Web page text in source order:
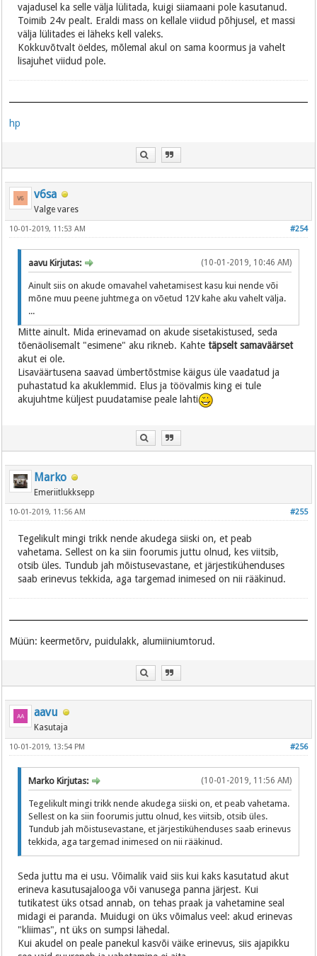
vajadusel ka selle välja lülitada, kuigi siiamaani pole kasutanud.
Toimib 24v pealt. Eraldi mass on kellale viidud põhjusel, et massi
välja lülitades ei läheks kell valeks.
Kokkuvõtvalt öeldes, mõlemal akul on sama koormus ja vahelt
lisajuhet viidud pole.
hp
v6sa
Valge vares
#254
10-01-2019, 11:53 AM
(10-01-2019, 10:46 AM)
aavu Kirjutas:
Ainult siis on akude omavahel vahetamisest kasu kui nende või
mõne muu peene juhtmega on võetud 12V kahe aku vahelt välja.
...
Mitte ainult. Mida erinevamad on akude sisetakistused, seda
tõenäolisemalt "esimene" aku rikneb. Kahtetäpselt samaväärset
akut ei ole.
Lisaväärtusena saavad ümbertõstmise käigus üle vaadatud ja
puhastatud ka akuklemmid. Elus ja töövalmis king ei tule
akujuhtme küljest puudatamise peale lahti
Marko
Emeriitlukksepp
#255
10-01-2019, 11:56 AM
Tegelikult mingi trikk nende akudega siiski on, et peab
vahetama. Sellest on ka siin foorumis juttu olnud, kes viitsib,
otsib üles. Tundub jah mõistusevastane, et järjestikühenduses
saab erinevus tekkida, aga targemad inimesed on nii rääkinud.
Müün: keermetõrv, puidulakk, alumiiniumtorud.
aavu
Kasutaja
#256
10-01-2019, 13:54 PM
(10-01-2019, 11:56 AM)
Marko Kirjutas:
Tegelikult mingi trikk nende akudega siiski on, et peab vahetama.
Sellest on ka siin foorumis juttu olnud, kes viitsib, otsib üles.
Tundub jah mõistusevastane, et järjestikühenduses saab erinevus
tekkida, aga targemad inimesed on nii rääkinud.
Seda juttu ma ei usu. Võimalik vaid siis kui kaks kasutatud akut
erineva kasutusajalooga või vanusega panna järjest. Kui
tutikatest üks otsad annab, on tehas praak ja vahetamine seal
midagi ei paranda. Muidugi on üks võimalus veel: akud erinevas
"kliimas", nt üks on sumpsi lähedal.
Kui akudel on peale panekul kasvõi väike erinevus, siis ajapikku